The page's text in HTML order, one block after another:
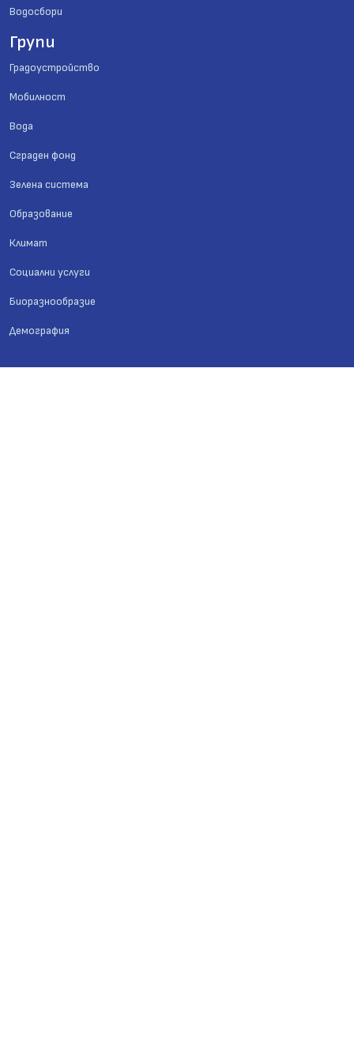
Водосбори
Групи
Градоустройство
Мобилност
Вода
Сграден фонд
Зелена система
Образование
Климат
Социални услуги
Биоразнообразие
Демография